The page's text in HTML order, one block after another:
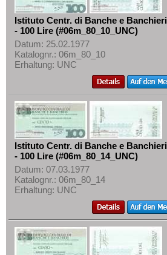
Istituto Centr. di Banche e Banchieri
- 100 Lire (#06m_80_10_UNC)
Datum: 25.02.1977
Katalognr.: 06m_80_10
Erhaltung: UNC
Istituto Centr. di Banche e Banchieri
- 100 Lire (#06m_80_14_UNC)
Datum: 07.03.1977
Katalognr.: 06m_80_14
Erhaltung: UNC